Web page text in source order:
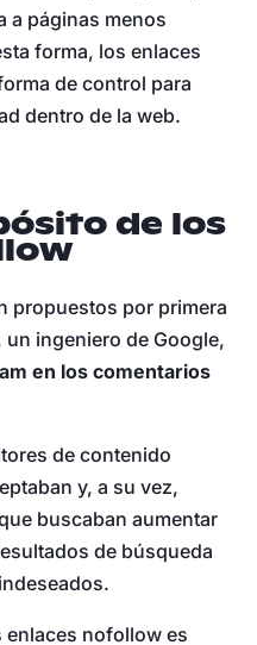
a páginas menos
forma, los enlaces
de control para
dentro de la web.
de los
propuestos por primera
ingeniero de Google,
en los comentarios
de contenido
y, a su vez,
buscaban aumentar
de búsqueda
nofollow es